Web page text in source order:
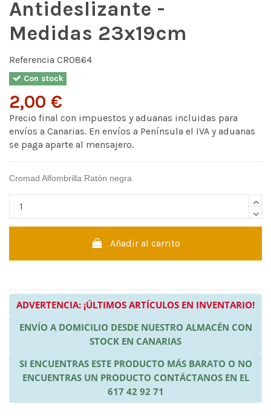
Antideslizante -
Medidas 23x19cm
Referencia CR0864
Con stock
2,00 €
Precio final con impuestos y aduanas incluidas para
envíos a Canarias. En envíos a Península el IVA y aduanas
se paga aparte al mensajero.
Cromad Alfombrilla Ratón negra
Añadir al carrito
ADVERTENCIA: ¡ÚLTIMOS ARTÍCULOS EN INVENTARIO!
ENVÍO A DOMICILIO DESDE NUESTRO ALMACÉN CON
STOCK EN CANARIAS
SI ENCUENTRAS ESTE PRODUCTO MÁS BARATO O NO
ENCUENTRAS UN PRODUCTO CONTÁCTANOS EN EL
617 42 92 71